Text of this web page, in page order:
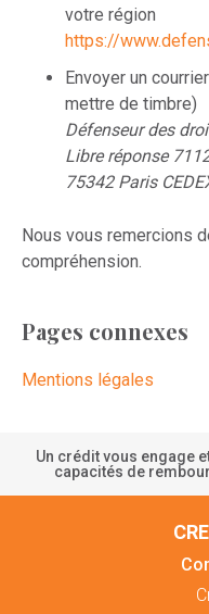
votre région
https://
Envoyer un
mettre de timbre)
Défenseur des
Libre réponse
75342 Paris
Nous vous remercions
compréhension.
Pages connexes
Mentions légales
Un crédit vous engage
capacités de